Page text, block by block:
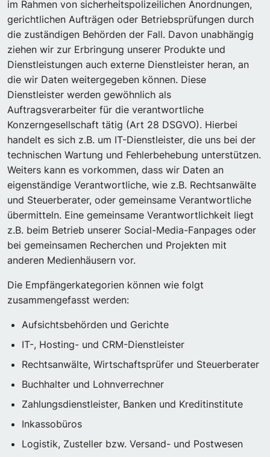
im Rahmen von sicherheitspolizeilichen Anordnungen,
gerichtlichen Aufträgen oder Betriebsprüfungen durch
die zuständigen Behörden der Fall. Davon unabhängig
ziehen wir zur Erbringung unserer Produkte und
Dienstleistungen auch externe Dienstleister heran, an
die wir Daten weitergegeben können. Diese
Dienstleister werden gewöhnlich als
Auftragsverarbeiter für die verantwortliche
Konzerngesellschaft tätig (Art 28 DSGVO). Hierbei
handelt es sich z.B. um IT-Dienstleister, die uns bei der
technischen Wartung und Fehlerbehebung unterstützen.
Weiters kann es vorkommen, dass wir Daten an
eigenständige Verantwortliche, wie z.B. Rechtsanwälte
und Steuerberater, oder gemeinsame Verantwortliche
übermitteln. Eine gemeinsame Verantwortlichkeit liegt
z.B. beim Betrieb unserer Social-Media-Fanpages oder
bei gemeinsamen Recherchen und Projekten mit
anderen Medienhäusern vor.
Die Empfängerkategorien können wie folgt
zusammengefasst werden:
Aufsichtsbehörden und Gerichte
IT-, Hosting- und CRM-Dienstleister
Rechtsanwälte, Wirtschaftsprüfer und Steuerberater
Buchhalter und Lohnverrechner
Zahlungsdienstleister, Banken und Kreditinstitute
Inkassobüros
Logistik, Zusteller bzw. Versand- und Postwesen